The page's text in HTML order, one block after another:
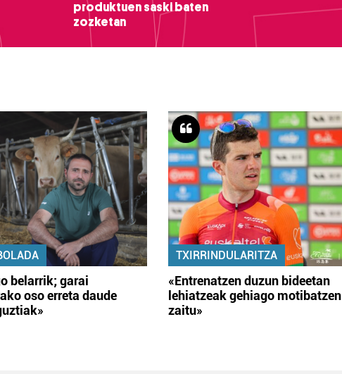
produktuen saski baten
zozketan
belarrik; garai
oso erreta daude
TXIRRINDULARITZA
«Entrenatzen duzun bideetan
lehiatzeak gehiago motibatzen
zaitu»